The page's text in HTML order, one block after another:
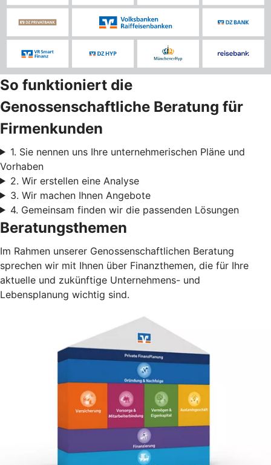
So funktioniert die
Genossenschaftliche Beratung für
Firmenkunden
1. Sie nennen uns Ihre unternehmerischen Pläne und
Vorhaben
2. Wir erstellen eine Analyse
3. Wir machen Ihnen Angebote
4. Gemeinsam finden wir die passenden Lösungen
Beratungsthemen
Im Rahmen unserer Genossenschaftlichen Beratung
sprechen wir mit Ihnen über Finanzthemen, die für Ihre
aktuelle und zukünftige Unternehmens- und
Lebensplanung wichtig sind.